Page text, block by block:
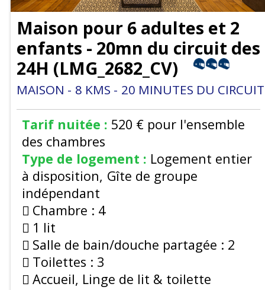
Maison pour 6 adultes et 2
enfants - 20mn du circuit des
24H (LMG_2682_CV)
MAISON 8 KMS 20 MINUTES DU CIRCUIT
Tarif nuitée : 520 € pour l'ensemble
des chambres
Type de logement : Logement entier
à disposition Gîte de groupe
indépendant
Chambre : 4
1 lit
Salle de bain/douche partagée : 2
Toilettes : 3
Accueil, Linge de lit & toilette